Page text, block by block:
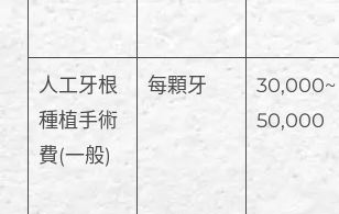
人工牙根
種植手術
費(一般)
每顆牙
30,000~
50,000